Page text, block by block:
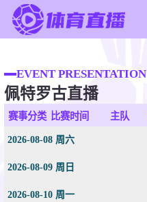
足球直播
篮球直播
足球录像
篮球新闻
EVENT PRESENTATION
佩特罗古直播
赛事分类 比赛时间 主队
2026-08-08 周六
2026-08-09 周日
2026-08-10 周一